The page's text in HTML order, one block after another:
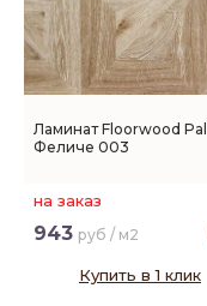
Ламинат Floorwood
Феличе 003
на заказ
943 руб / м2
Купить в 1 клик